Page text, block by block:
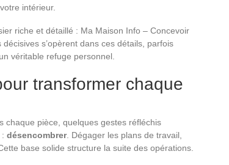
intérieur.
riche et détaillé : Ma Maison Info – Concevoir
s’opèrent dans ces détails, parfois
véritable refuge personnel.
transformer chaque
chaque pièce, quelques gestes réfléchis
désencombrer. Dégager les plans de travail,
base solide structure la suite des opérations.